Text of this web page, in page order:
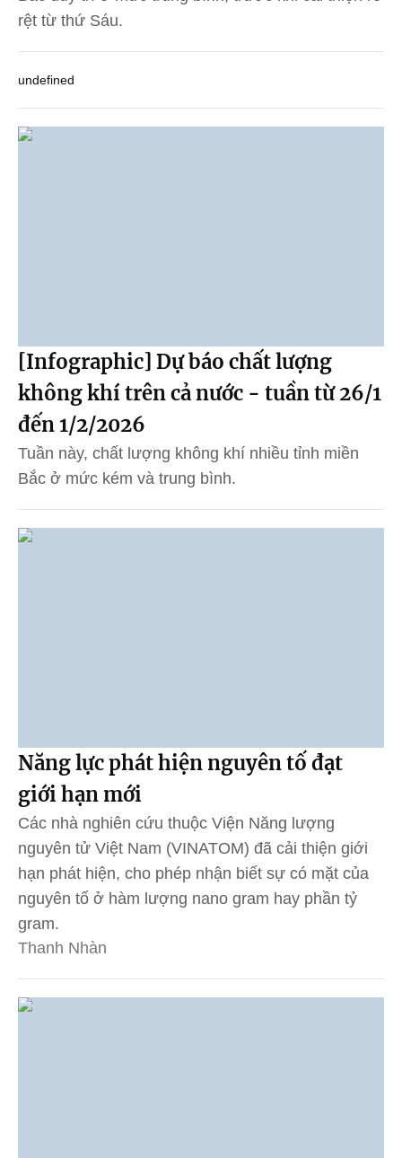
rệt từ thứ Sáu.
undefined
[Infographic] Dự báo chất lượng
không khí trên cả nước - tuần từ 26/1
đến 1/2/2026
Tuần này, chất lượng không khí nhiều tỉnh miền
Bắc ở mức kém và trung bình.
Năng lực phát hiện nguyên tố đạt
giới hạn mới
Các nhà nghiên cứu thuộc Viện Năng lượng
nguyên tử Việt Nam (VINATOM) đã cải thiện giới
hạn phát hiện, cho phép nhận biết sự có mặt của
nguyên tố ở hàm lượng nano gram hay phần tỷ
gram.
Thanh Nhàn